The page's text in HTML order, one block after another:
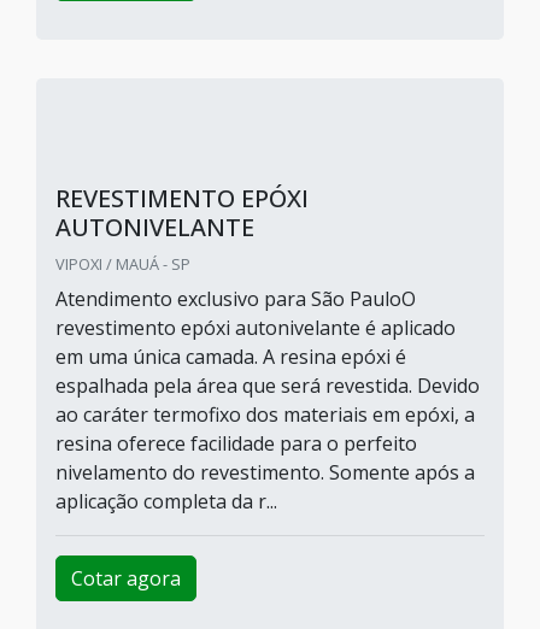
REVESTIMENTO EPÓXI
AUTONIVELANTE
VIPOXI / MAUÁ - SP
Atendimento exclusivo para São PauloO
revestimento epóxi autonivelante é aplicado
em uma única camada. A resina epóxi é
espalhada pela área que será revestida. Devido
ao caráter termofixo dos materiais em epóxi, a
resina oferece facilidade para o perfeito
nivelamento do revestimento. Somente após a
aplicação completa da r...
Cotar agora